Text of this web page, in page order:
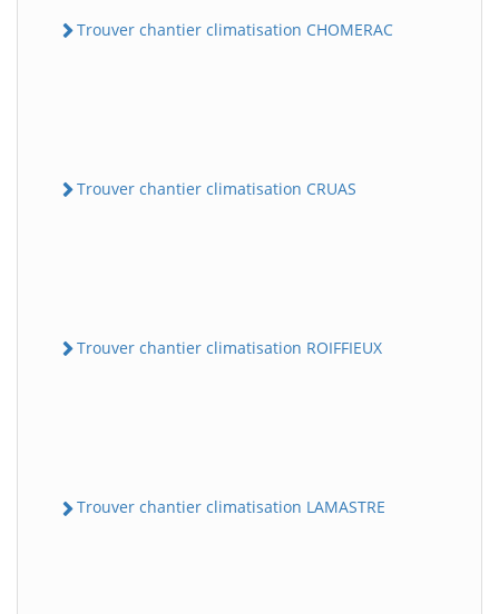
Trouver chantier climatisation CHOMERAC
Trouver chantier climatisation CRUAS
Trouver chantier climatisation ROIFFIEUX
Trouver chantier climatisation LAMASTRE